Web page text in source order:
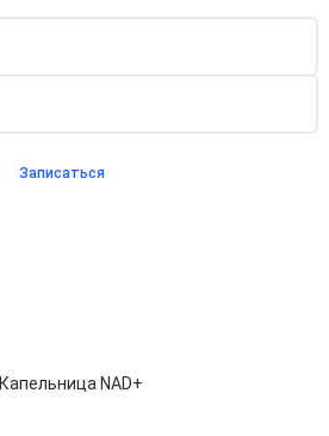
Записаться
Капельница NAD+